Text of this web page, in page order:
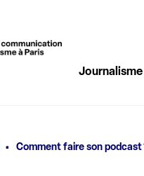
· Comment faire son podcast
Journalisme